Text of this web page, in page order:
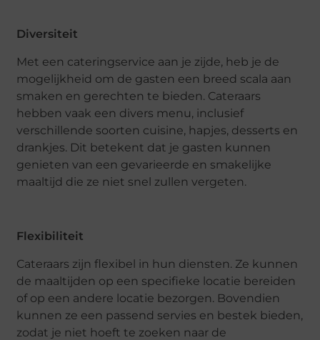
Diversiteit
Met een cateringservice aan je zijde, heb je de
mogelijkheid om de gasten een breed scala aan
smaken en gerechten te bieden. Cateraars
hebben vaak een divers menu, inclusief
verschillende soorten cuisine, hapjes, desserts en
drankjes. Dit betekent dat je gasten kunnen
genieten van een gevarieerde en smakelijke
maaltijd die ze niet snel zullen vergeten.
Flexibiliteit
Cateraars zijn flexibel in hun diensten. Ze kunnen
de maaltijden op een specifieke locatie bereiden
of op een andere locatie bezorgen. Bovendien
kunnen ze een passend servies en bestek bieden,
zodat je niet hoeft te zoeken naar de